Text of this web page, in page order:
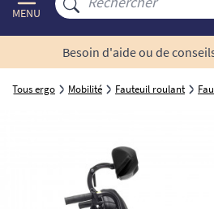
MENU
Besoin d'aide ou de
Tous ergo Mobilité Fauteuil roulant